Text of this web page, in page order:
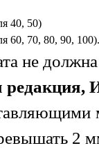
40, 50)
60, 70, 80, 90, 100).
не
редакция,
2